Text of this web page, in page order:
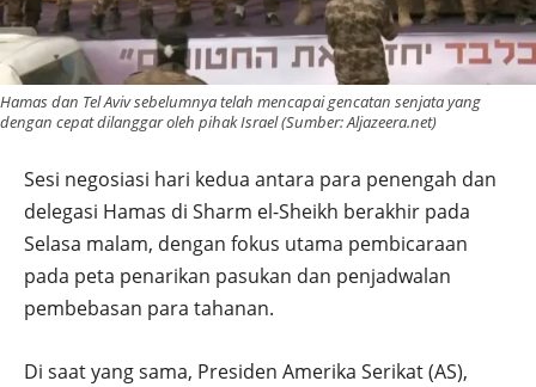
Hamas dan Tel Aviv sebelumnya telah mencapai gencatan senjata yang
dengan cepat dilanggar oleh pihak Israel (Sumber: Aljazeera.net)
Sesi negosiasi hari kedua antara para penengah dan
delegasi Hamas di Sharm el-Sheikh berakhir pada
Selasa malam, dengan fokus utama pembicaraan
pada peta penarikan pasukan dan penjadwalan
pembebasan para tahanan.
Di saat yang sama, Presiden Amerika Serikat (AS),